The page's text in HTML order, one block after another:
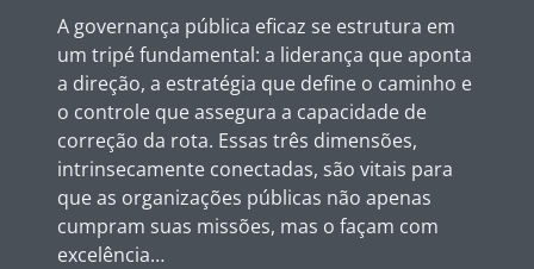
A governança pública eficaz se estrutura em
um tripé fundamental: a liderança que aponta
a direção, a estratégia que define o caminho e
o controle que assegura a capacidade de
correção da rota. Essas três dimensões,
intrinsecamente conectadas, são vitais para
que as organizações públicas não apenas
cumpram suas missões, mas o façam com
excelência…